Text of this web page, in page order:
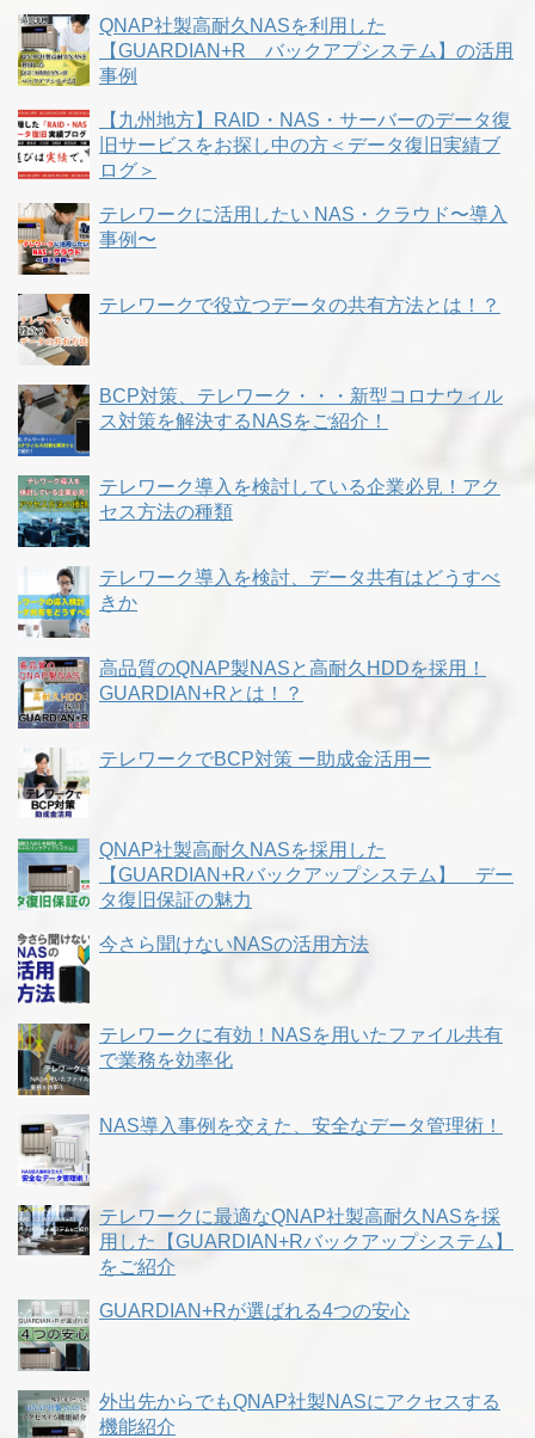
QNAP社製高耐久NASを利用した
【GUARDIAN+R バックアプシステム】の活用
事例
【九州地方】RAID・NAS・サーバーのデータ復
旧サービスをお探し中の方＜データ復旧実績ブ
ログ＞
テレワークに活用したい NAS・クラウド〜導入
事例〜
テレワークで役立つデータの共有方法とは！？
BCP対策、テレワーク・・・新型コロナウィル
ス対策を解決するNASをご紹介！
テレワーク導入を検討している企業必見！アク
セス方法の種類
テレワーク導入を検討、データ共有はどうすべ
きか
高品質のQNAP製NASと高耐久HDDを採用！
GUARDIAN+Rとは！？
テレワークでBCP対策 ー助成金活用ー
QNAP社製高耐久NASを採用した
【GUARDIAN+Rバックアップシステム】 デー
タ復旧保証の魅力
今さら聞けないNASの活用方法
テレワークに有効！NASを用いたファイル共有
で業務を効率化
NAS導入事例を交えた、安全なデータ管理術！
テレワークに最適なQNAP社製高耐久NASを採
用した【GUARDIAN+Rバックアップシステム】
をご紹介
GUARDIAN+Rが選ばれる4つの安心
外出先からでもQNAP社製NASにアクセスする
機能紹介